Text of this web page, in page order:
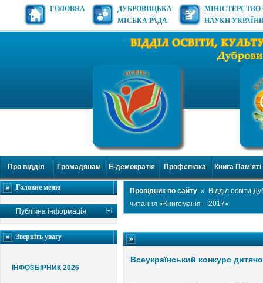
ГОЛОВНА
ДУБРОВИЦЬКА
МІСЬКА РАДА
МІНІСТЕРСТВО
НАУКИ
Про відділ Громадянам Е-демократія Профспілка Книга Пам'яті
Головне меню
Публічна інформація
Зверніть увагу
ІНФОЗБІРНИК 2026
Провідник по сайту » Відділ освіти
читання «Книгоманія – 2017»
Всеукраїнський конкурс